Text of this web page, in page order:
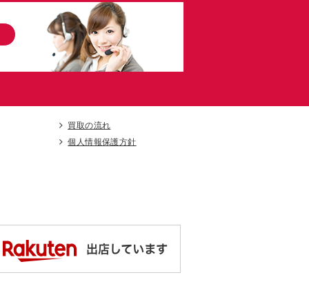
買取の流れ
個人情報保護方針